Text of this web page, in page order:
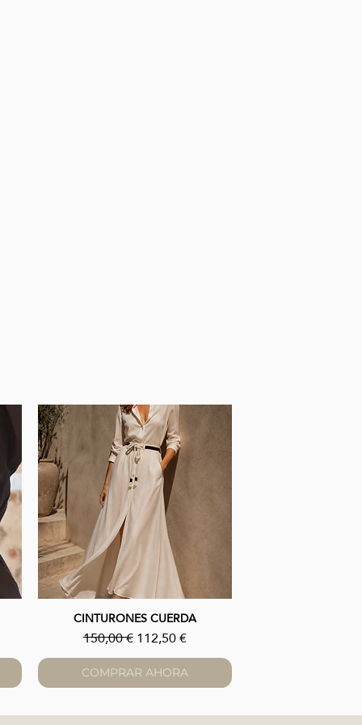
Vista rápida
CINTURONES CUERDA
Precio
150,00 €Precio de oferta
112,50 €
COMPRAR AHORA